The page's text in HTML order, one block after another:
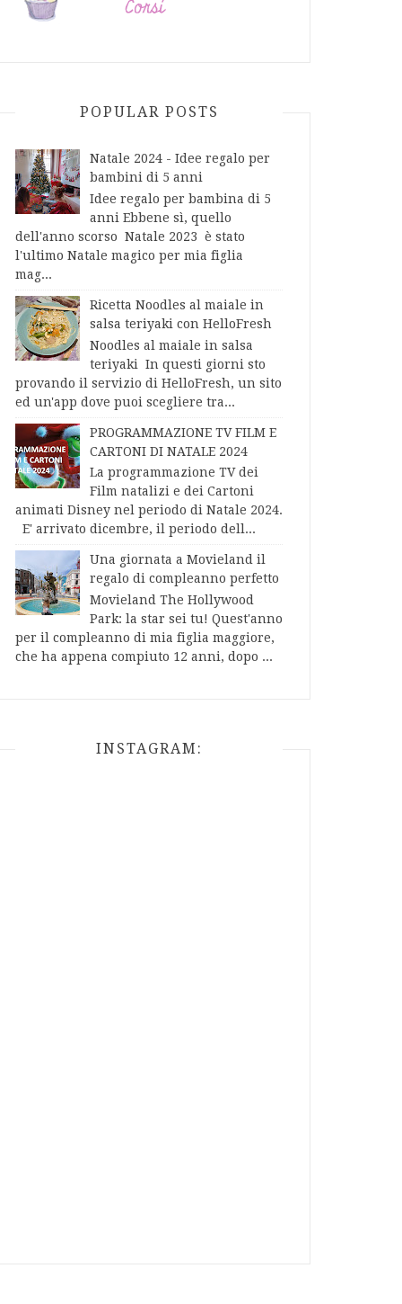
POPULAR POSTS
Natale 2024 - Idee regalo per
bambini di 5 anni
Idee regalo per bambina di 5
anni Ebbene sì, quello
dell'anno scorso Natale 2023 è stato
l'ultimo Natale magico per mia figlia
mag...
Ricetta Noodles al maiale in
salsa teriyaki con HelloFresh
Noodles al maiale in salsa
teriyaki In questi giorni sto
provando il servizio di HelloFresh, un sito
ed un'app dove puoi scegliere tra...
PROGRAMMAZIONE TV FILM E
CARTONI DI NATALE 2024
La programmazione TV dei
Film natalizi e dei Cartoni
animati Disney nel periodo di Natale 2024.
E' arrivato dicembre, il periodo dell...
Una giornata a Movieland il
regalo di compleanno perfetto
Movieland The Hollywood
Park: la star sei tu! Quest'anno
per il compleanno di mia figlia maggiore,
che ha appena compiuto 12 anni, dopo ...
INSTAGRAM: